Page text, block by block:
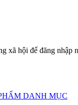
xã hội để đăng nhập
DANH MỤC